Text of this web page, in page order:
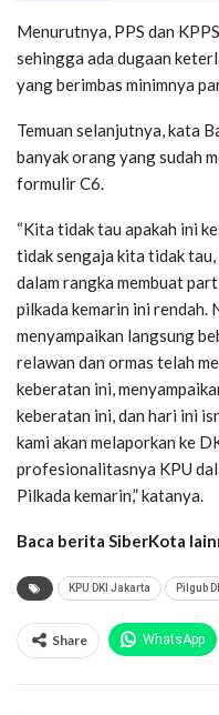
Menurutnya, PPS dan
sehingga ada dugaan
yang berimbas minimnya
Temuan selanjutnya, kata
banyak orang yang sudah
formulir C6.
“Kita tidak tau apakah ini
tidak sengaja kita tidak
dalam rangka membuat
pilkada kemarin ini rendah.
menyampaikan langsung
relawan dan ormas telah
keberatan ini,
keberatan ini, dan hari ini
kami akan melaporkan ke
profesionalitasnya KPU
Pilkada kemarin,” katanya.
Baca berita SiberKota
KPU DKI Jakarta Pilgub
Share WhatsApp